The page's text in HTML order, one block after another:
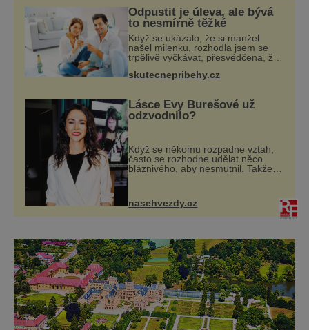
nachází Minaret vystavěný v maurském
slohu. Nabízí úchvatnou vyhlídku z 62 metrů
vysoké věže. Interié
Odpustit je úleva, ale bývá
to nesmírně těžké
Když se ukázalo, že si manžel
našel milenku, rozhodla jsem se
trpělivě vyčkávat, přesvědčena, že
Možná je to jedna z nejtěžších věcí
skutecnepribehy.cz
Lásce Evy Burešové už
odzvodnilo?
Když se někomu rozpadne vztah,
často se rozhodne udělat něco
bláznivého, aby nesmutnil. Takže
zuby zdobí nový šperk, někteří lidé
měli jasn
nasehvezdy.cz